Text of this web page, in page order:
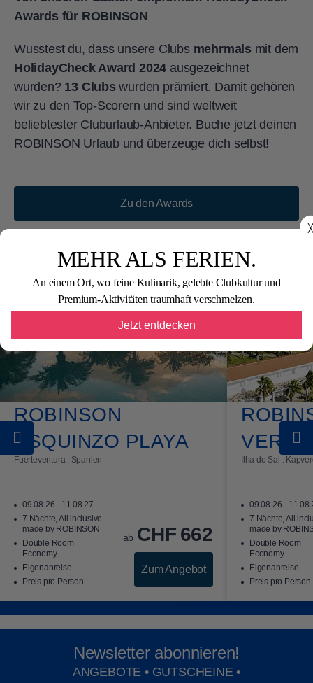
╳
MEHR ALS FERIEN.
An einem Ort, wo feine Kulinarik, gelebte Clubkultur und
Premium-Aktivitäten traumhaft verschmelzen.
Jetzt entdecken
Awards für ROBINSON
Wusstest du, dass unsere Clubs mehrmals mit dem
HolidayCheck Award 2024 ausgezeichnet
wurden? 13 Clubs wurden prämiert. Damit gehören
wir zu den Top-Scorern und sind weltweit
beliebtester Cluburlaub-Anbieter. Buche jetzt deinen
ROBINSON Urlaub und überzeuge dich selbst!
Zu den Awards
ROBINSON
ESQUINZO PLAYA
Fuerteventura . Spanien
09.08.26 - 11.08.27
7 Nächte, All inclusive
made by ROBINSON
Double Room
Economy
Eigenanreise
Preis pro Person
ab CHF 662
Zum Angebot
VERDE
Ilha do Sal .
09.08.26 -
7 Nächte, All
made by
Double Room
Economy
Eigenanreise
Preis pro Person
Newsletter abonnieren!
ANGEBOTE • GUTSCHEINE •